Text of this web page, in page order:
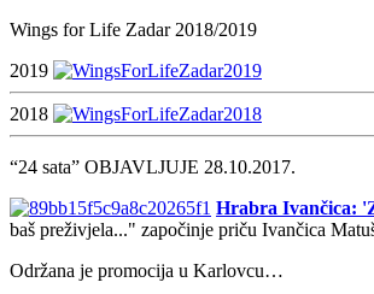
Wings for Life Zadar 2018/2019
2019
2018
“24 sata” OBJAVLJUJE 28.10.2017.
Hrabra Ivančica:
baš preživjela..." započinje priču Ivančica
Održana je promocija u Karlovcu…